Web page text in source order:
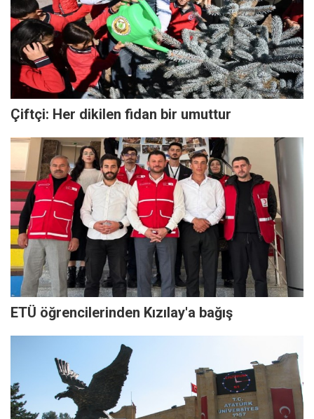
Çiftçi: Her dikilen fidan bir umuttur
ETÜ öğrencilerinden Kızılay'a bağış